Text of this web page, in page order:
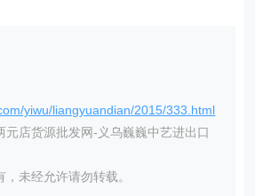
yiwu/liangyuandian/2015/333.html
元店货源批发网-义乌巍巍中艺进出口
未经允许请勿转载。